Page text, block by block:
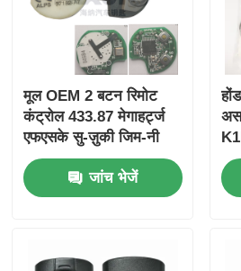
मूल OEM 2 बटन रिमोट
कंट्रोल 433.87 मेगाहर्ट्ज
एफएसके सु-ज़ुकी जिम-नी
2005-2017 के लिए बिना
चिप 37182-ए 7 के लिए
केवल थोक MOQ 50 पीसी
जांच भेजें